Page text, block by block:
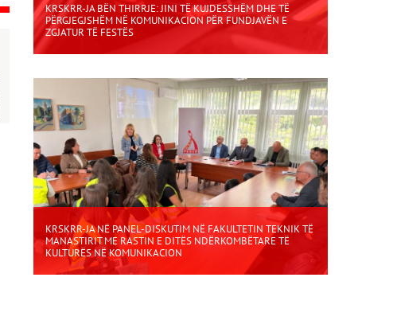
KRSKRR-JA BËN THIRRJE: JINI TË KUJDESSHËM DHE TË
PËRGJEGJSHËM NË KOMUNIKACION PËR FUNDJAVËN E
ZGJATUR TË FESTËS
KRSKRR-JA NË PANEL-DISKUTIM NË FAKULTETIN TEKNIK TË
MANASTIRIT ME RASTIN E DITËS NDËRKOMBËTARE TË
KULTURËS NË KOMUNIKACION